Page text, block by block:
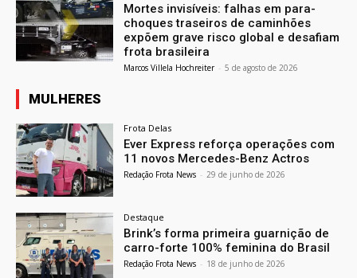
Mortes invisíveis: falhas em para-
choques traseiros de caminhões
expõem grave risco global e desafiam
frota brasileira
Marcos Villela Hochreiter - 5 de agosto de 2026
MULHERES
Frota Delas
Ever Express reforça operações com
11 novos Mercedes-Benz Actros
Redação Frota News - 29 de junho de 2026
Destaque
Brink’s forma primeira guarnição de
carro-forte 100% feminina do Brasil
Redação Frota News - 18 de junho de 2026